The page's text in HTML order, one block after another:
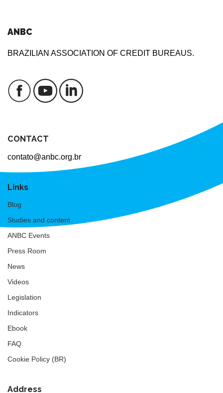
ANBC
BRAZILIAN ASSOCIATION OF CREDIT BUREAUS.
CONTACT
contato@anbc.org.br
Links
Blog
Studies and content
ANBC Events
Press Room
News
Videos
Legislation
Indicators
Ebook
FAQ
Cookie Policy (BR)
Address